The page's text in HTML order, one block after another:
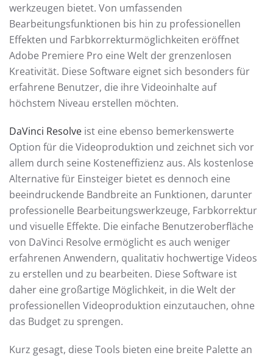
werkzeugen bietet. Von umfassenden
Bearbeitungsfunktionen bis hin zu professionellen
Effekten und Farbkorrekturmöglichkeiten eröffnet
Adobe Premiere Pro eine Welt der grenzenlosen
Kreativität. Diese Software eignet sich besonders für
erfahrene Benutzer, die ihre Videoinhalte auf
höchstem Niveau erstellen möchten.
DaVinci Resolve ist eine ebenso bemerkenswerte
Option für die Videoproduktion und zeichnet sich vor
allem durch seine Kosteneffizienz aus. Als kostenlose
Alternative für Einsteiger bietet es dennoch eine
beeindruckende Bandbreite an Funktionen, darunter
professionelle Bearbeitungswerkzeuge, Farbkorrektur
und visuelle Effekte. Die einfache Benutzeroberfläche
von DaVinci Resolve ermöglicht es auch weniger
erfahrenen Anwendern, qualitativ hochwertige Videos
zu erstellen und zu bearbeiten. Diese Software ist
daher eine großartige Möglichkeit, in die Welt der
professionellen Videoproduktion einzutauchen, ohne
das Budget zu sprengen.
Kurz gesagt, diese Tools bieten eine breite Palette an